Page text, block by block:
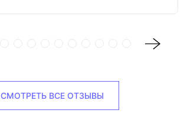
СМОТРЕТЬ ВСЕ ОТЗЫВЫ